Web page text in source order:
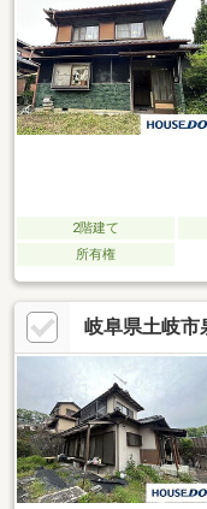
2階建て
所有権
岐阜県土岐市